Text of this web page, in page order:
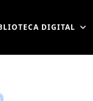
DIGITAL